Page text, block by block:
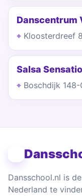
Danscentrum
Kloosterdreef
Salsa
Boschdijk
Dansschool.nl is
Nederland te